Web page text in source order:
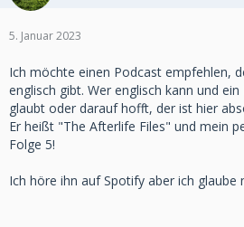
5. Januar 2023
Ich möchte einen Podcast empfehlen,
englisch gibt. Wer englisch kann und
glaubt oder darauf hofft, der ist hier
Er heißt "The Afterlife Files" und mein
Folge 5!
Ich höre ihn auf Spotify aber ich glaube